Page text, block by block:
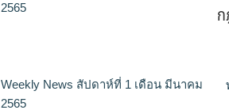
2565
Weekly News สัปดาห์ที่ 1 เดือน มีนาคม
2565